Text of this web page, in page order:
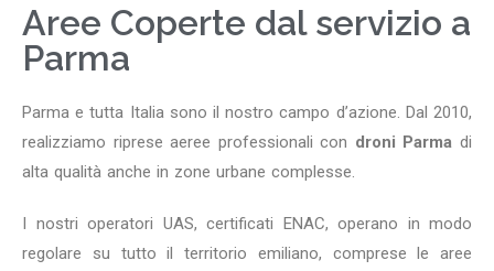
Aree Coperte dal servizio a
Parma
Parma e tutta Italia sono il nostro campo d’azione. Dal 2010,
realizziamo riprese aeree professionali con droni Parma di
alta qualità anche in zone urbane complesse.
I nostri operatori UAS, certificati ENAC, operano in modo
regolare su tutto il territorio emiliano, comprese le aree